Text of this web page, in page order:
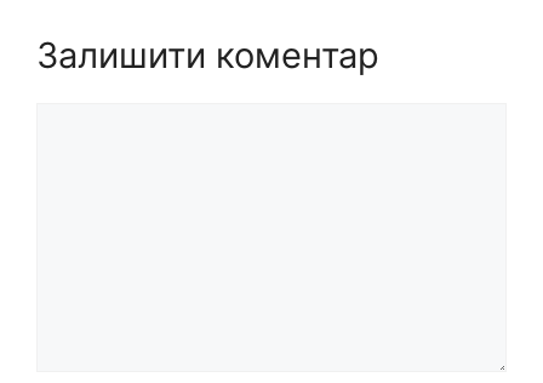
Залишити коментар